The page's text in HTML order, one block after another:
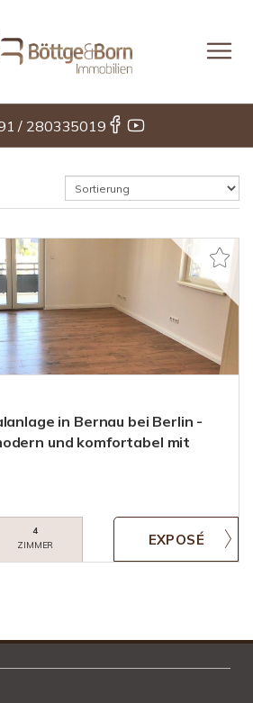
/ 280335019
in Bernau bei Berlin -
und komfortabel mit
4
ZIMMER